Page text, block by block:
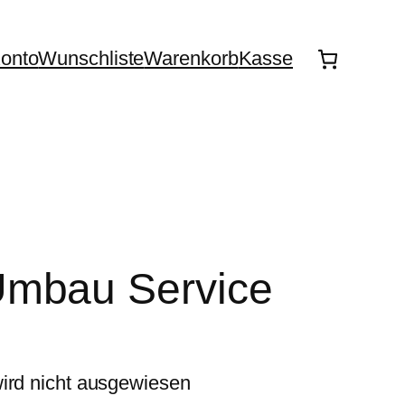
WunschlisteWarenkorbKasse
Service
nicht ausgewiesen